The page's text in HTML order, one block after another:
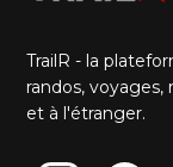
TrailR - la
randos,
et à l'étranger.